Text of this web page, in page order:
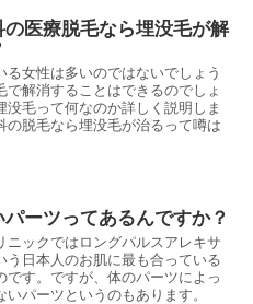
医療脱毛なら埋没毛が解
る女性は多いのではないでしょう
で解消することはできるのでしょ
没毛って何なのか詳しく説明しま
の脱毛なら埋没毛が治るって噂は
ーツってあるんですか？
ニックではロングパルスアレキサ
う日本人のお肌に最も合っている
です。ですが、体のパーツによっ
パーツというのもあります。